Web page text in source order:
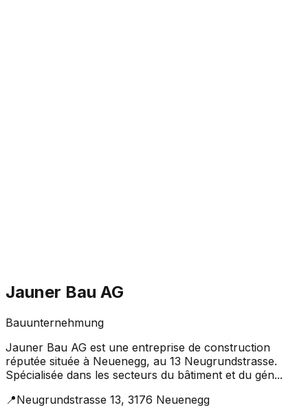
Jauner Bau AG
Bauunternehmung
Jauner Bau AG est une entreprise de construction
réputée située à Neuenegg, au 13 Neugrundstrasse.
Spécialisée dans les secteurs du bâtiment et du gén...
📍Neugrundstrasse 13, 3176 Neuenegg